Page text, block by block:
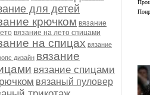
для детей
крючком вязание
вязание на лето спицами
на спицах вязание
дизайн вязание
вязание спицами
вязаный пуловер